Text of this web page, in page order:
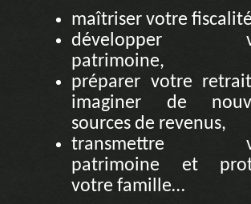
maîtriser votre
développer
patrimoine,
préparer votre
imaginer de
sources de revenus,
transmettre
patrimoine et
votre famille…